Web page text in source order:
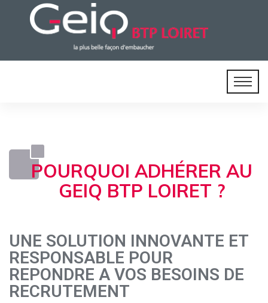
POURQUOI ADHÉRER AU
GEIQ BTP LOIRET ?
UNE SOLUTION INNOVANTE ET
RESPONSABLE POUR
REPONDRE A VOS BESOINS DE
RECRUTEMENT